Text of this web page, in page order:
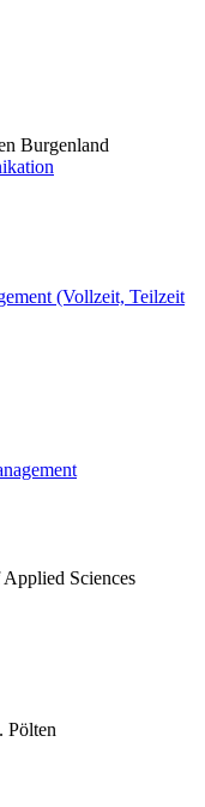
Burgenland
(Vollzeit, Teilzeit
Sciences
Pölten